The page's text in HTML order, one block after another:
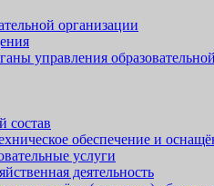
организации
управления
состав
обеспечение и
услуги
деятельность